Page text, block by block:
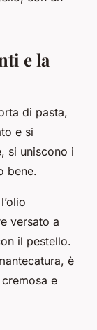
e la
di pasta,
e si
si uniscono i
bene.
versato a
il pestello.
è
e